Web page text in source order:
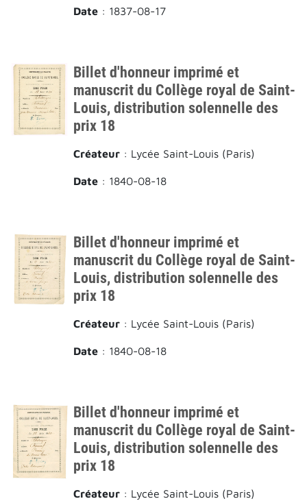
Date : 1837-08-17
Billet d'honneur imprimé et
manuscrit du Collège royal de Saint-
Louis, distribution solennelle des
prix 18
Créateur : Lycée Saint-Louis (Paris)
Date : 1840-08-18
Billet d'honneur imprimé et
manuscrit du Collège royal de Saint-
Louis, distribution solennelle des
prix 18
Créateur : Lycée Saint-Louis (Paris)
Date : 1840-08-18
Billet d'honneur imprimé et
manuscrit du Collège royal de Saint-
Louis, distribution solennelle des
prix 18
Créateur : Lycée Saint-Louis (Paris)